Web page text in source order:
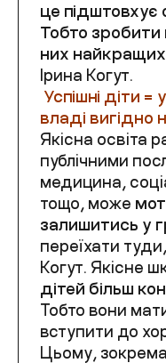
це підштовхує
Тобто зробити
них найкращих
Ірина Когут.
Успішні діти
владі вигідно
Якісна освіта
публічними
медицина,
тощо, може
залишитись у
переїхати
Когут. Якісне
дітей більш
Тобто вони
вступити до
Цьому,